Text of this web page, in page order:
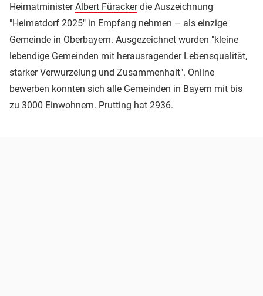
HeimatministerAlbert Fürackerdie Auszeichnung
"Heimatdorf 2025" in Empfang nehmen – als einzige
Gemeinde in Oberbayern. Ausgezeichnet wurden "kleine
lebendige Gemeinden mit herausragender Lebensqualität,
starker Verwurzelung und Zusammenhalt". Online
bewerben konnten sich alle Gemeinden in Bayern mit bis
zu 3000 Einwohnern. Prutting hat 2936.